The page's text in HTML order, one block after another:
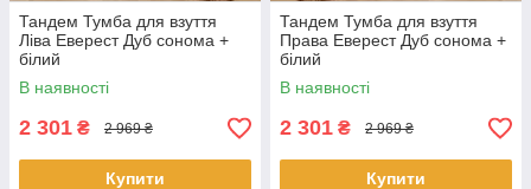
Тандем Тумба для взуття
Ліва Еверест Дуб сонома +
білий
В наявності
2 301 ₴ 2 969 ₴
Купити
Тандем Тумба для взуття
Права Еверест Дуб сонома +
білий
В наявності
2 301 ₴ 2 969 ₴
Купити